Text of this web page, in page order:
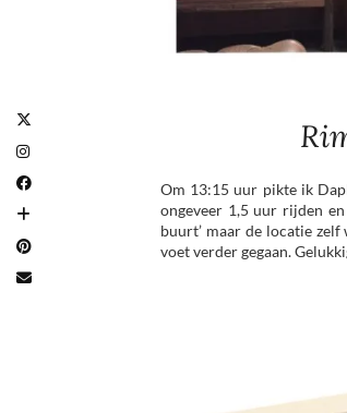
Om 13:15 uur pikte ik
ongeveer 1,5 uur rijden
buurt’ maar de locatie
voet verder gegaan.